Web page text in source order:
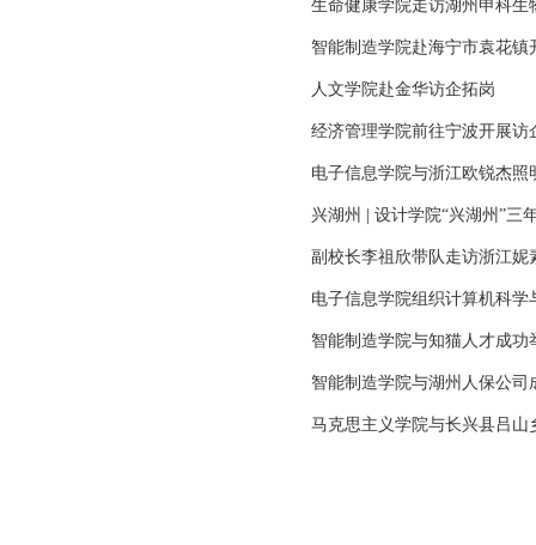
生命健康学院走访湖州申科生
智能制造学院赴海宁市袁花镇
人文学院赴金华访企拓岗
经济管理学院前往宁波开展访
电子信息学院与浙江欧锐杰
兴湖州 | 设计学院“兴湖州”三
副校长李祖欣带队走访浙江
电子信息学院组织计算机科
智能制造学院与知猫人才成功
智能制造学院与湖州人保公
马克思主义学院与长兴县吕